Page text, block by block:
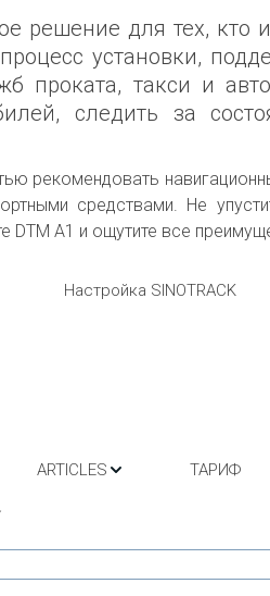
решение для тех, кто
установки,
такси и
следить за
рекомендовать
средствами. Не
A1 и ощутите все
Настройка SINOTRACK
ARTICLES ТАРИФ